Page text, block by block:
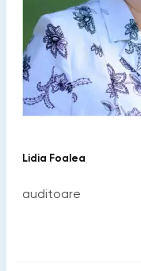
Lidia Foalea
auditoare